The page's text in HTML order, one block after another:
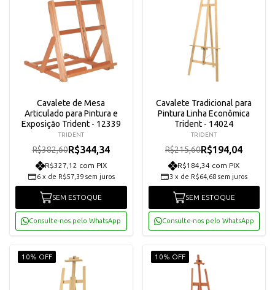
Cavalete de Mesa
Articulado para Pintura e
Exposição Trident - 12339
TRIDENT
R$382,60R$344,34
R$327,12 com PIX
6 x de R$57,39 sem juros
SEM ESTOQUE
Consulte-nos pelo WhatsApp
Cavalete Tradicional para
Pintura Linha Econômica
Trident - 14024
TRIDENT
R$215,60R$194,04
R$184,34 com PIX
3 x de R$64,68 sem juros
SEM ESTOQUE
Consulte-nos pelo WhatsApp
10% OFF 10% OFF